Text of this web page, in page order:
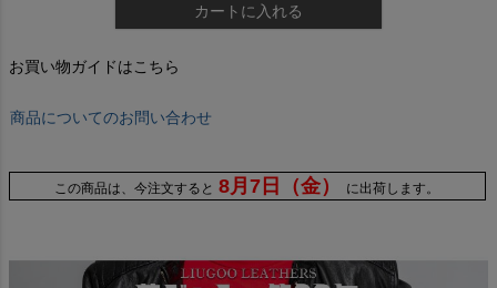
カートに入れる
お買い物ガイドはこちら
商品についてのお問い合わせ